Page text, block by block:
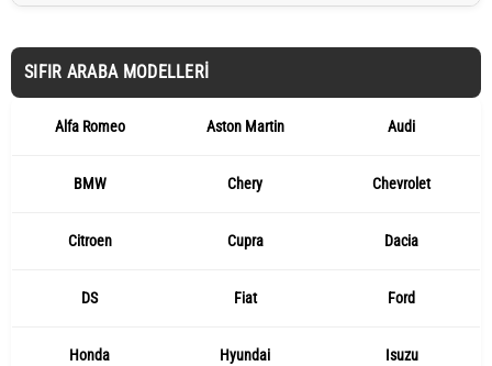
SIFIR ARABA MODELLERI
Alfa Romeo Aston Martin Audi
BMW Chery Chevrolet
Citroen Cupra Dacia
DS Fiat Ford
Honda Hyundai Isuzu